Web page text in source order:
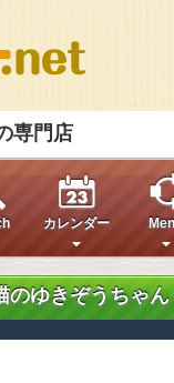
専門店
カレンダー
のゆきぞうちゃん